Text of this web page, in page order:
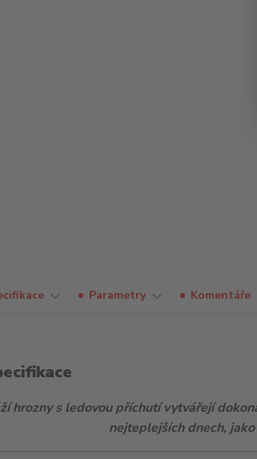
Parametry Komentáře
hrozny s ledovou příchutí vytvářejí
nejteplejších dnech,